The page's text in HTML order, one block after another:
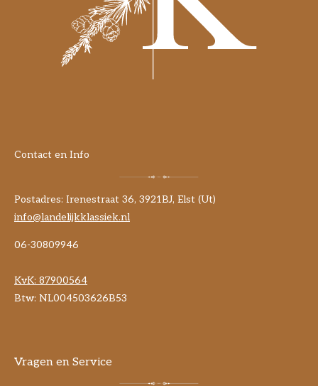
Contact en Info
Postadres: Irenestraat 36, 3921BJ, Elst (Ut)
info@landelijkklassiek.nl
06-30809946
KvK: 87900564
Btw: NL004503626B53
Vragen en Service